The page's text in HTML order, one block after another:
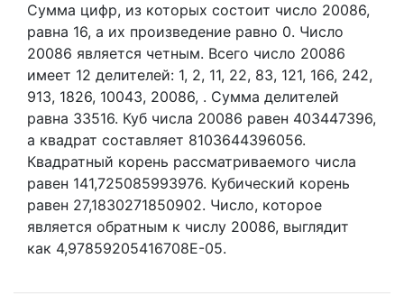
Сумма цифр, из которых состоит число 20086,
равна 16, а их произведение равно 0. Число
20086 является четным. Всего число 20086
имеет 12 делителей: 1, 2, 11, 22, 83, 121, 166, 242,
913, 1826, 10043, 20086, . Сумма делителей
равна 33516. Куб числа 20086 равен 403447396,
а квадрат составляет 8103644396056.
Квадратный корень рассматриваемого числа
равен 141,725085993976. Кубический корень
равен 27,1830271850902. Число, которое
является обратным к числу 20086, выглядит
как 4,97859205416708E-05.